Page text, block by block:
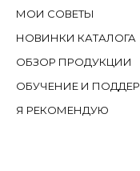
МОИ СОВЕТЫ
НОВИНКИ КАТАЛОГА
ОБЗОР ПРОДУКЦИИ
ОБУЧЕНИЕ И
Я РЕКОМЕНДУЮ